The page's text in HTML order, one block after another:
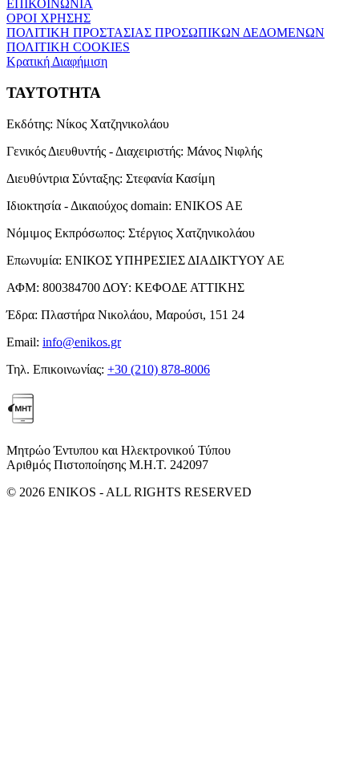
ΕΠΙΚΟΙΝΩΝΙΑ
ΟΡΟΙ ΧΡΗΣΗΣ
ΠΟΛΙΤΙΚΗ ΠΡΟΣΤΑΣΙΑΣ ΠΡΟΣΩΠΙΚΩΝ ΔΕΔΟΜΕΝΩΝ
ΠΟΛΙΤΙΚΗ COOKIES
Κρατική Διαφήμιση
ΤΑΥΤΟΤΗΤΑ
Εκδότης: Νίκος Χατζηνικολάου
Γενικός Διευθυντής - Διαχειριστής: Μάνος Νιφλής
Διευθύντρια Σύνταξης: Στεφανία Κασίμη
Ιδιοκτησία - Δικαιούχος domain: ENIKOS AE
Νόμιμος Εκπρόσωπος: Στέργιος Χατζηνικολάου
Επωνυμία: ΕΝΙΚΟΣ ΥΠΗΡΕΣΙΕΣ ΔΙΑΔΙΚΤΥΟΥ ΑΕ
ΑΦΜ: 800384700 ΔΟΥ: ΚΕΦΟΔΕ ΑΤΤΙΚΗΣ
Έδρα: Πλαστήρα Νικολάου, Μαρούσι, 151 24
Email: info@enikos.gr
Τηλ. Επικοινωνίας: +30 (210) 878-8006
Μητρώο Έντυπου και Ηλεκτρονικού Τύπου
Αριθμός Πιστοποίησης Μ.Η.Τ. 242097
© 2026 ENIKOS - ALL RIGHTS RESERVED